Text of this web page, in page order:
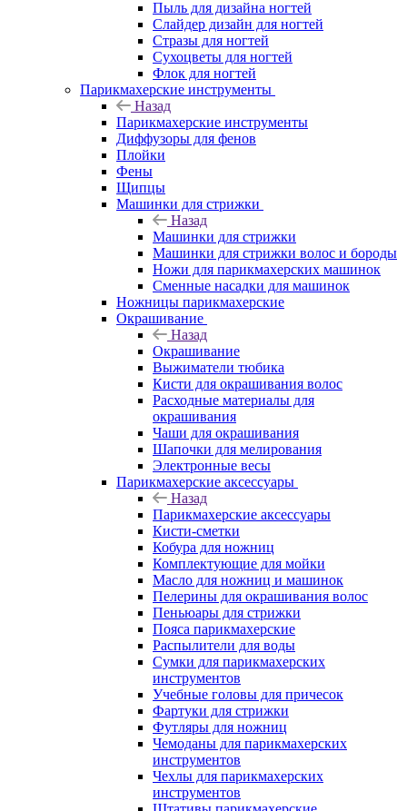
Пыль для дизайна ногтей
Слайдер дизайн для ногтей
Стразы для ногтей
Сухоцветы для ногтей
Флок для ногтей
Парикмахерские инструменты
Назад
Парикмахерские инструменты
Диффузоры для фенов
Плойки
Фены
Щипцы
Машинки для стрижки
Назад
Машинки для стрижки
Машинки для стрижки волос и бороды
Ножи для парикмахерских машинок
Сменные насадки для машинок
Ножницы парикмахерские
Окрашивание
Назад
Окрашивание
Выжиматели тюбика
Кисти для окрашивания волос
Расходные материалы для
окрашивания
Чаши для окрашивания
Шапочки для мелирования
Электронные весы
Парикмахерские аксессуары
Назад
Парикмахерские аксессуары
Кисти-сметки
Кобура для ножниц
Комплектующие для мойки
Масло для ножниц и машинок
Пелерины для окрашивания волос
Пеньюары для стрижки
Пояса парикмахерские
Распылители для воды
Сумки для парикмахерских
инструментов
Учебные головы для причесок
Фартуки для стрижки
Футляры для ножниц
Чемоданы для парикмахерских
инструментов
Чехлы для парикмахерских
инструментов